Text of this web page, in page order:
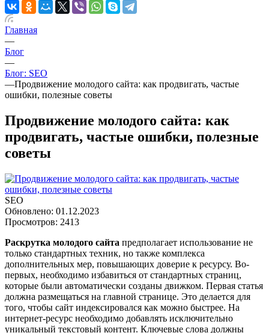
Главная
—
Блог
—
Блог: SEO
—Продвижение молодого сайта: как продвигать, частые
ошибки, полезные советы
Продвижение молодого сайта: как
продвигать, частые ошибки, полезные
советы
SEO
Обновлено: 01.12.2023
Просмотров: 2413
Раскрутка молодого сайта предполагает использование не
только стандартных техник, но также комплекса
дополнительных мер, повышающих доверие к ресурсу. Во-
первых, необходимо избавиться от стандартных страниц,
которые были автоматически созданы движком. Первая статья
должна размещаться на главной странице. Это делается для
того, чтобы сайт индексировался как можно быстрее. На
интернет-ресурс необходимо добавлять исключительно
уникальный текстовый контент. Ключевые слова должны